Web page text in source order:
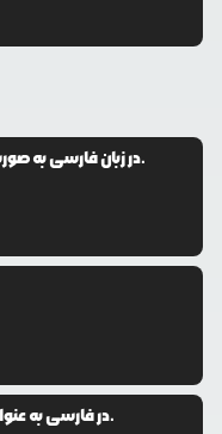
Axelar در زبان فارسی به صورت "آکسلار" شناخته می‌شود.
XYO در فارسی به عنوان "ایکسی‌او" شناخته می‌شود.